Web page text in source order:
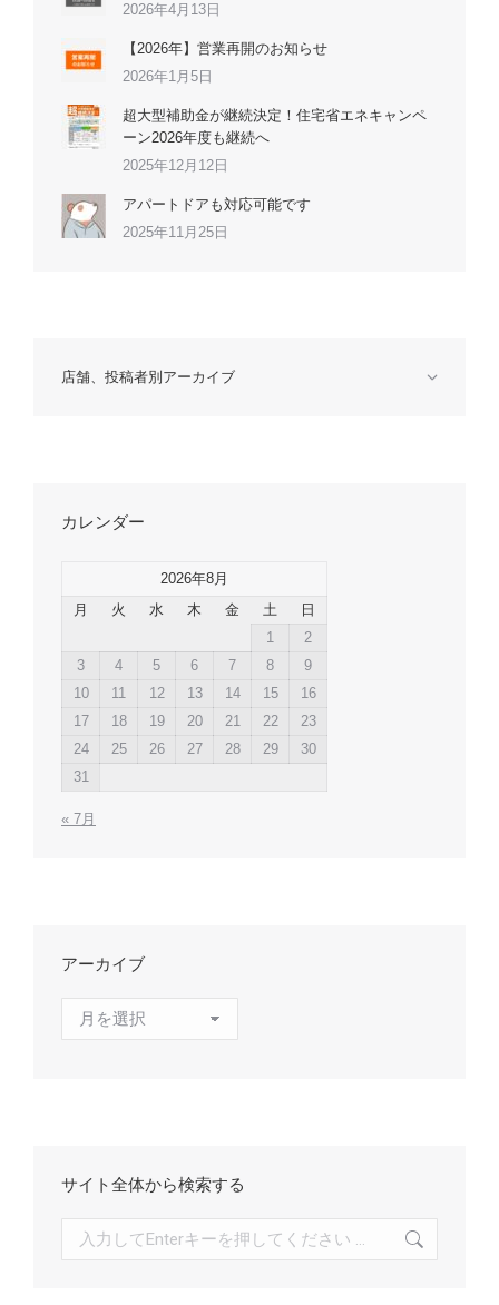
2026年4月13日
【2026年】営業再開のお知らせ
2026年1月5日
超大型補助金が継続決定！住宅省エネキャンペ
ーン2026年度も継続へ
2025年12月12日
アパートドアも対応可能です
2025年11月25日
店舗、投稿者別アーカイブ
カレンダー
2026年8月
月
火 水 木 金 土
日
1
2
3
4 5 6 7 8
9
10
11 12 13 14 15
16
17
18 19 20 21 22
23
24
25 26 27 28 29
30
31
« 7月
アーカイブ
サイト全体から検索する